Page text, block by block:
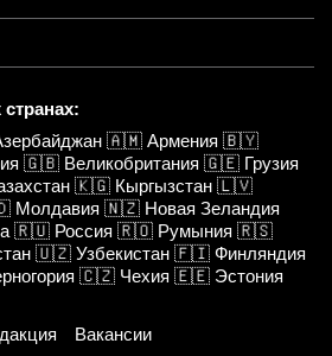
🇦🇲 Армения 🇧🇾
🇬🇧 Великобритания 🇬🇪 Грузия
🇰🇬 Кыргызстан 🇱🇻
Молдавия 🇳🇿 Новая Зеландия
🇷🇺 Россия 🇷🇴 Румыния 🇷🇸
🇺🇿 Узбекистан 🇫🇮 Финляндия
🇨🇿 Чехия 🇪🇪 Эстония
Вакансии